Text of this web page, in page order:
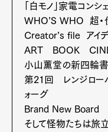
「白モノ」家電コン
WHO’S WHO 超・
Creator’s file アイ
ART BOOK
小山薫堂の新四輪書
第21回 レンジロー
ォーグ
Brand New Board
そして怪物たちは